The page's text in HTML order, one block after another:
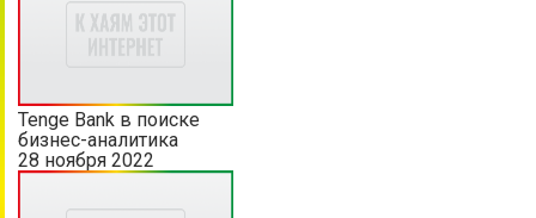
Tenge Bank в поиске
бизнес-аналитика
28 ноября 2022